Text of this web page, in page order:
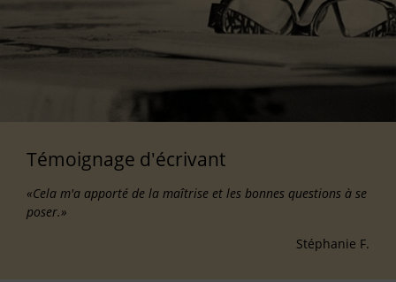
Témoignage d'écrivant
«Cela m'a apporté de la maîtrise et les bonnes questions à se
poser.»
Stéphanie F.